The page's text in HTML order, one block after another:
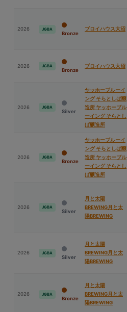
2026 JGBA
Bronze
ブロイハウス⼤沼
2026 JGBA
Bronze
ブロイハウス⼤沼
2026 JGBA
Silver
ヤッホーブルーイ
ング そらとしば醸
造所 ヤッホーブル
ーイング そらとし
ば醸造所
2026 JGBA
Bronze
ヤッホーブルーイ
ング そらとしば醸
造所 ヤッホーブル
ーイング そらとし
ば醸造所
2026 JGBA
Silver
⽉と太陽
BREWING⽉と太
陽BREWING
2026 JGBA
Silver
⽉と太陽
BREWING⽉と太
陽BREWING
2026 JGBA
Bronze
⽉と太陽
BREWING⽉と太
陽BREWING